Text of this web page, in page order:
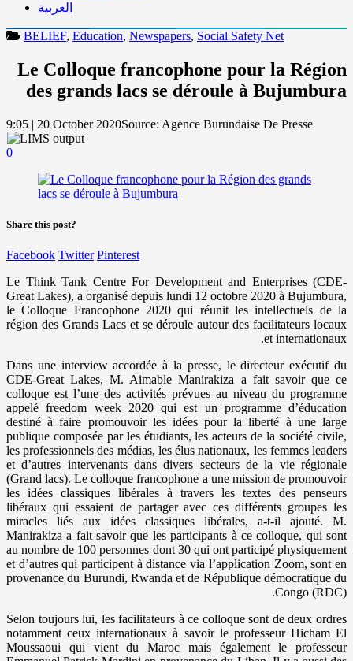
العربية
BELIEF, Education, Newspapers, Social Safety Net
Le Colloque francophone pour la Région
des grands lacs se déroule à Bujumbura
9:05 | 20 October 2020Source: Agence Burundaise De Presse
0
Share this post?
Facebook Twitter Pinterest
Le Think Tank Centre For Development and Enterprises (CDE-
Great Lakes), a organisé depuis lundi 12 octobre 2020 à Bujumbura,
le Colloque Francophone 2020 qui réunit les intellectuels de la
région des Grands Lacs et se déroule autour des facilitateurs locaux
et internationaux.
Dans une interview accordée à la presse, le directeur exécutif du
CDE-Great Lakes, M. Aimable Manirakiza a fait savoir que ce
colloque est l’une des activités prévues au niveau du programme
appelé freedom week 2020 qui est un programme d’éducation
destiné à faire promouvoir les idées pour la liberté à une large
publique composée par les étudiants, les acteurs de la société civile,
les professionnels des médias, les élus nationaux, les femmes leaders
et d’autres intervenants dans divers secteurs de la vie régionale
(Grand lacs). Le colloque francophone a une mission de promouvoir
les idées classiques libérales à travers les textes des penseurs
libéraux qui essaient de partager avec ces différents groupes les
miracles liés aux idées classiques libérales, a-t-il ajouté. M.
Manirakiza a fait savoir que les participants à ce colloque, qui sont
au nombre de 100 personnes dont 30 qui ont participé physiquement
et d’autres qui participent à distance via l’application Zoom, sont en
provenance du Burundi, Rwanda et de République démocratique du
Congo (RDC).
Selon toujours lui, les facilitateurs à ce colloque sont de deux ordres
notamment ceux internationaux à savoir le professeur Hicham El
Moussaoui qui vient du Maroc mais également le professeur